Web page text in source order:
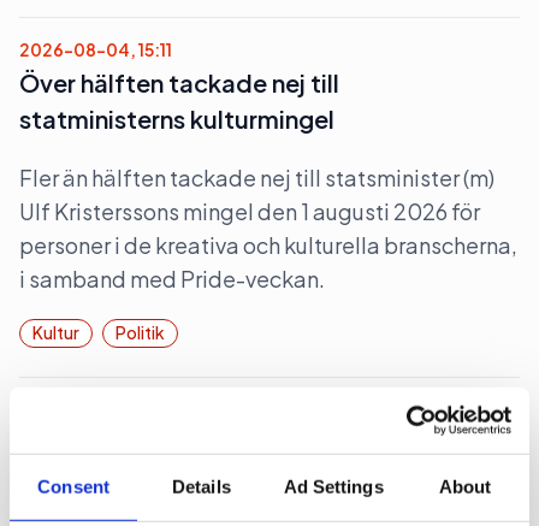
Consent Details Ad Settings About
2026-08-04, 15:11
Över hälften tackade nej till
statministerns kulturmingel
Fler än hälften tackade nej till statsminister (m)
Ulf Kristerssons mingel den 1 augusti 2026 för
personer i de kreativa och kulturella branscherna,
i samband med Pride-veckan.
Kultur Politik
UPPDATERAD. Nästan samtliga riksdagspartier